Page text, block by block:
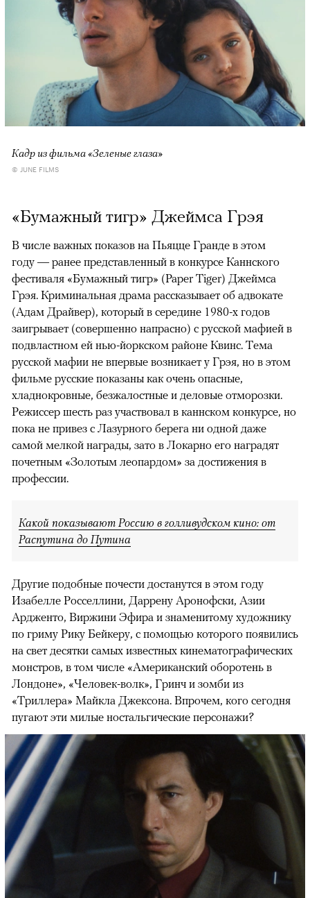
Кадр из фильма «Зеленые глаза»
© JUNE FILMS
«Бумажный тигр» Джеймса Грэя
В числе важных показов на Пьяцце Гранде в этом
году — ранее представленный в конкурсе Каннского
фестиваля «Бумажный тигр» (Paper Tiger) Джеймса
Грэя. Криминальная драма рассказывает об адвокате
(Адам Драйвер), который в середине 1980-х годов
заигрывает (совершенно напрасно) с русской мафией в
подвластном ей нью-йоркском районе Квинс. Тема
русской мафии не впервые возникает у Грэя, но в этом
фильме русские показаны как очень опасные,
хладнокровные, безжалостные и деловые отморозки.
Режиссер шесть раз участвовал в каннском конкурсе, но
пока не привез с Лазурного берега ни одной даже
самой мелкой награды, зато в Локарно его наградят
почетным «Золотым леопардом» за достижения в
профессии.
Какой показывают Россию в голливудском кино: от
Распутина до Путина
Другие подобные почести достанутся в этом году
Изабелле Росселлини, Даррену Аронофски, Азии
Ардженто, Виржини Эфира и знаменитому художнику
по гриму Рику Бейкеру, с помощью которого появились
на свет десятки самых известных кинематографических
монстров, в том числе «Американский оборотень в
Лондоне», «Человек-волк», Гринч и зомби из
«Триллера» Майкла Джексона. Впрочем, кого сегодня
пугают эти милые ностальгические персонажи?